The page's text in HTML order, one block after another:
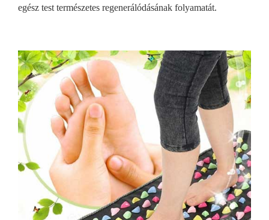
egész test természetes regenerálódásának folyamatát.